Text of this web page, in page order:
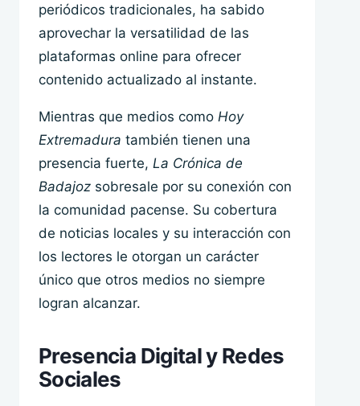
periódicos tradicionales, ha sabido
aprovechar la versatilidad de las
plataformas online para ofrecer
contenido actualizado al instante.
Mientras que medios como Hoy
Extremadura también tienen una
presencia fuerte, La Crónica de
Badajoz sobresale por su conexión con
la comunidad pacense. Su cobertura
de noticias locales y su interacción con
los lectores le otorgan un carácter
único que otros medios no siempre
logran alcanzar.
Presencia Digital y Redes
Sociales